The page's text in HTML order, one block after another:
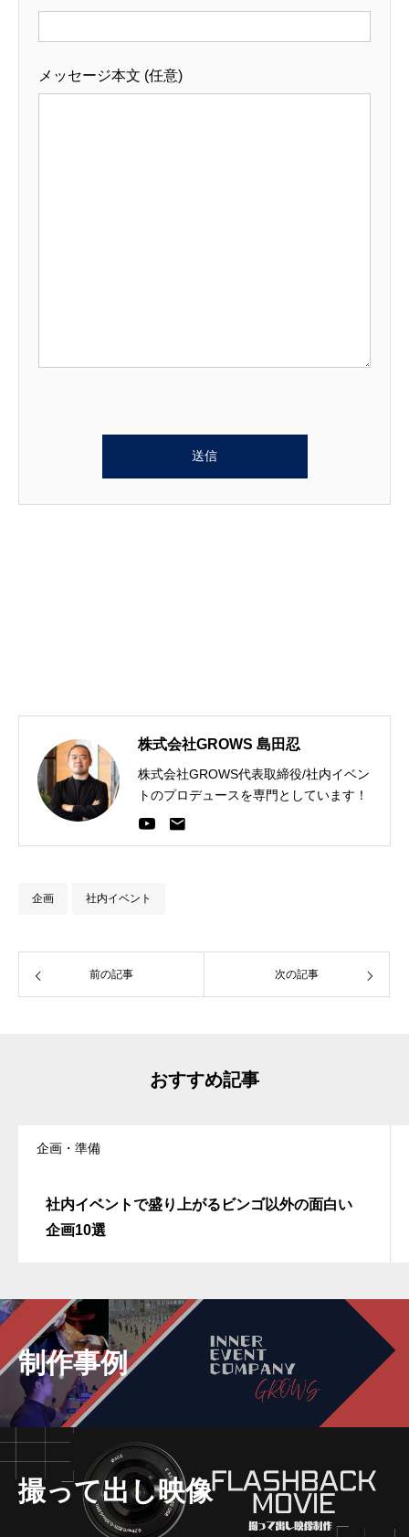
メッセージ本文 (任意)
株式会社GROWS 島田忍
株式会社GROWS代表取締役/社内イベン
トのプロデュースを専門としています！
企画 社内イベント
前の記事 次の記事
おすすめ記事
企画・準備
社内イベントで盛り上がるビンゴ以外の面白い
企画10選
制作事例
撮って出し映像